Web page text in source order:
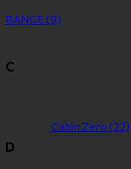
BANGE (9)
C
Cabin Zero (22)
D